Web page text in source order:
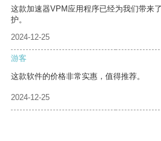
这款加速器VPM应用程序已经为我们带来
护。
2024-12-25
游客
这款软件的价格非常实惠，值得推荐。
2024-12-25